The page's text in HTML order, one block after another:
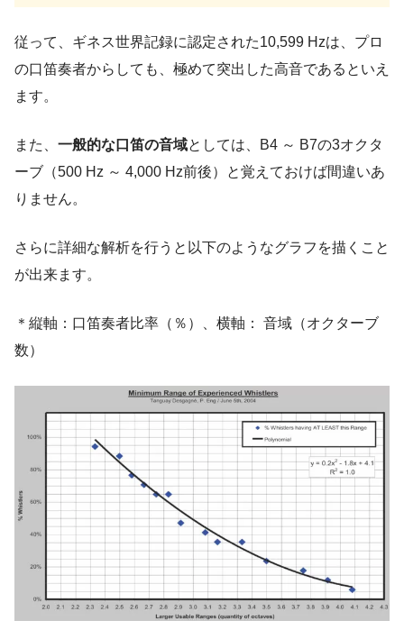
従って、ギネス世界記録に認定された10,599 Hzは、プロ
の口笛奏者からしても、極めて突出した高音であるといえ
ます。
また、 一般的な口笛の音域としては、B4 ～ B7の3オクタ
ーブ（500 Hz ～ 4,000 Hz前後）と覚えておけば間違いあ
りません。
さらに詳細な解析を行うと以下のようなグラフを描くこと
が出来ます。
＊縦軸：口笛奏者比率（％）、横軸： 音域（オクターブ
数）